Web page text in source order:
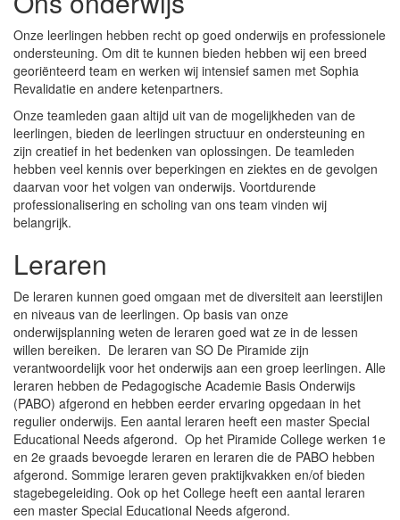
Onze leerlingen hebben recht op goed onderwijs en professionele
ondersteuning. Om dit te kunnen bieden hebben wij een breed
georiënteerd team en werken wij intensief samen met Sophia
Revalidatie en andere ketenpartners.
Onze teamleden gaan altijd uit van de mogelijkheden van de
leerlingen, bieden de leerlingen structuur en ondersteuning en
zijn creatief in het bedenken van oplossingen. De teamleden
hebben veel kennis over beperkingen en ziektes en de gevolgen
daarvan voor het volgen van onderwijs. Voortdurende
professionalisering en scholing van ons team vinden wij
belangrijk.
Leraren
De leraren kunnen goed omgaan met de diversiteit aan leerstijlen
en niveaus van de leerlingen. Op basis van onze
onderwijsplanning weten de leraren goed wat ze in de lessen
willen bereiken. De leraren van SO De Piramide zijn
verantwoordelijk voor het onderwijs aan een groep leerlingen. Alle
leraren hebben de Pedagogische Academie Basis Onderwijs
(PABO) afgerond en hebben eerder ervaring opgedaan in het
regulier onderwijs. Een aantal leraren heeft een master Special
Educational Needs afgerond. Op het Piramide College werken 1e
en 2e graads bevoegde leraren en leraren die de PABO hebben
afgerond. Sommige leraren geven praktijkvakken en/of bieden
stagebegeleiding. Ook op het College heeft een aantal leraren
een master Special Educational Needs afgerond.